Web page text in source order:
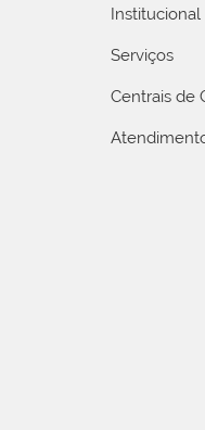
Institucional
Serviços
Centrais de